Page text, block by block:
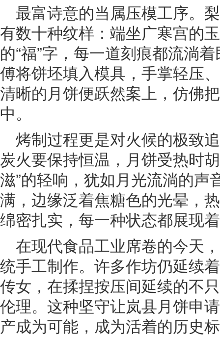
最富诗意的当属压模工序。
有数十种纹样：端坐广寒宫的
的“福”字，每一道刻痕都流淌
傅将饼坯填入模具，手掌轻压
清晰的月饼便跃然案上，仿佛
中。
烤制过程更是对火候的极致
炭火要保持恒温，月饼受热时
滋”的轻响，犹如月光流淌的声
满，边缘泛着焦糖色的光晕，
绵密扎实，每一种状态都展现
在现代食品工业席卷的今天
统手工制作。许多作坊仍延续
传女，在揉捏按压间延续的不
伦理。这种坚守让岚县月饼申
产成为可能，成为活着的历史